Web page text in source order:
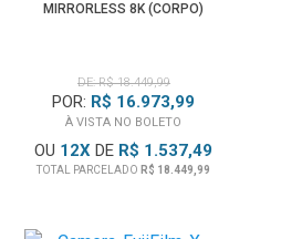
MIRRORLESS 8K (CORPO)
DE: R$ 18.449,99
POR: R$ 16.973,99
À VISTA NO BOLETO
OU 12X DE R$ 1.537,49
TOTAL PARCELADO R$ 18.449,99